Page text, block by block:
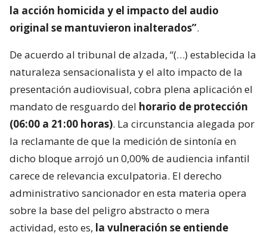
la acción homicida y el impacto del audio
original se mantuvieron inalterados”.
De acuerdo al tribunal de alzada, “(…) establecida la
naturaleza sensacionalista y el alto impacto de la
presentación audiovisual, cobra plena aplicación el
mandato de resguardo del horario de protección
(06:00 a 21:00 horas). La circunstancia alegada por
la reclamante de que la medición de sintonía en
dicho bloque arrojó un 0,00% de audiencia infantil
carece de relevancia exculpatoria. El derecho
administrativo sancionador en esta materia opera
sobre la base del peligro abstracto o mera
actividad, esto es, la vulneración se entiende